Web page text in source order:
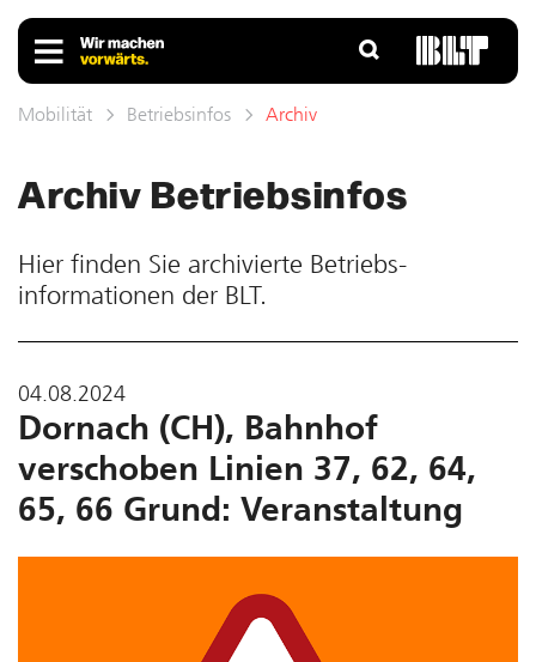
Mobilität Betriebsinfos Archiv
Archiv Betriebs­infos
Hier finden Sie ar­chivierte Betriebs­
informationen der BLT.
04.08.2024
Dornach (CH), Bahnhof
verschoben Linien 37, 62, 64,
65, 66 Grund: Veranstaltung